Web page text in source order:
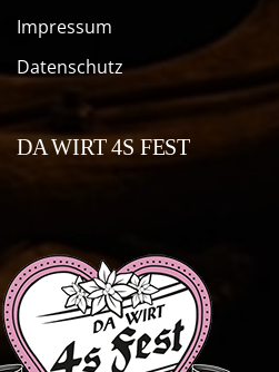
Impressum
Datenschutz
DA WIRT 4S FEST